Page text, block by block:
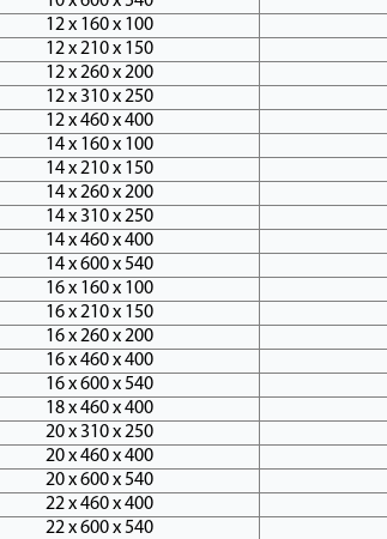
12 х 160 х 100
12 х 210 х 150
12 х 260 х 200
12 х 310 х 250
12 х 460 х 400
14 х 160 х 100
14 х 210 х 150
14 х 260 х 200
14 х 310 х 250
14 х 460 х 400
14 х 600 х 540
16 х 160 х 100
16 х 210 х 150
16 х 260 х 200
16 х 460 х 400
16 х 600 х 540
18 х 460 х 400
20 х 310 х 250
20 х 460 х 400
20 х 600 х 540
22 х 460 х 400
22 х 600 х 540